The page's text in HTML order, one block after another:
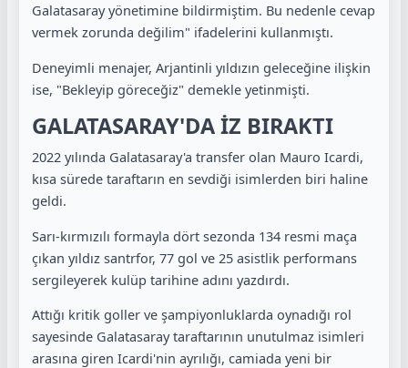
Galatasaray yönetimine bildirmiştim. Bu nedenle cevap
vermek zorunda değilim" ifadelerini kullanmıştı.
Deneyimli menajer, Arjantinli yıldızın geleceğine ilişkin
ise, "Bekleyip göreceğiz" demekle yetinmişti.
GALATASARAY'DA İZ BIRAKTI
2022 yılında Galatasaray'a transfer olan Mauro Icardi,
kısa sürede taraftarın en sevdiği isimlerden biri haline
geldi.
Sarı-kırmızılı formayla dört sezonda 134 resmi maça
çıkan yıldız santrfor, 77 gol ve 25 asistlik performans
sergileyerek kulüp tarihine adını yazdırdı.
Attığı kritik goller ve şampiyonluklarda oynadığı rol
sayesinde Galatasaray taraftarının unutulmaz isimleri
arasına giren Icardi'nin ayrılığı, camiada yeni bir